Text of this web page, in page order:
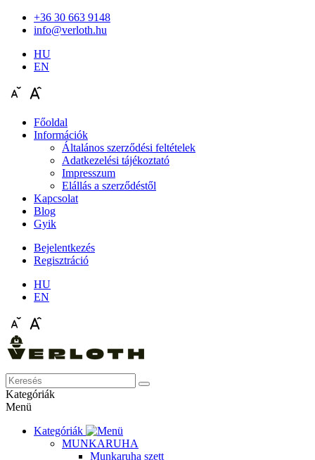
+36 30 663 9148
info@verloth.hu
HU
EN
Főoldal
Információk
Általános szerződési feltételek
Adatkezelési tájékoztató
Impresszum
Elállás a szerződéstől
Kapcsolat
Blog
Gyik
Bejelentkezés
Regisztráció
HU
EN
Kategóriák
Menü
Kategóriák
MUNKARUHA
Munkaruha szett